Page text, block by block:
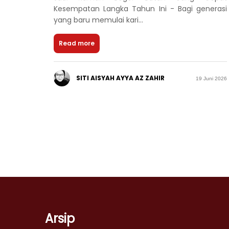
Kesempatan Langka Tahun Ini - Bagi generasi
yang baru memulai kari...
Read more
SITI AISYAH AYYA AZ ZAHIR 19 Juni 2026
Arsip